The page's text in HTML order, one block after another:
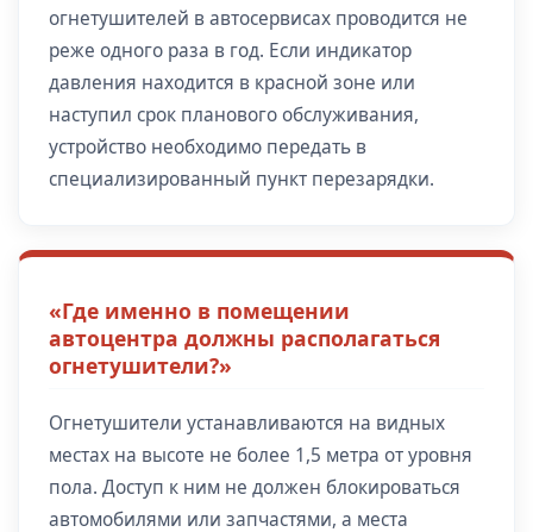
огнетушителей в автосервисах проводится не
реже одного раза в год. Если индикатор
давления находится в красной зоне или
наступил срок планового обслуживания,
устройство необходимо передать в
специализированный пункт перезарядки.
«Где именно в помещении
автоцентра должны располагаться
огнетушители?»
Огнетушители устанавливаются на видных
местах на высоте не более 1,5 метра от уровня
пола. Доступ к ним не должен блокироваться
автомобилями или запчастями, а места